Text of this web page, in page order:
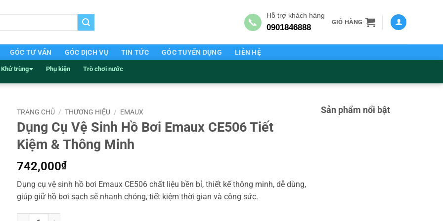
📞
Hỗ trợ khách hàng
0901846888
GIỎ HÀNG
GÓC TƯ VẤN GÓC DỊCH VỤ TIN TỨC GÓC TUYỂN DỤNG LIÊN HỆ
Khử trùng Phụ kiện Trò chơi nước
TRANG CHỦ / THƯƠNG HIỆU / EMAUX
Dụng Cụ Vệ Sinh Hồ Bơi Emaux CE506 Tiết
Kiệm & Thông Minh
742,000₫
Dụng cụ vệ sinh hồ bơi Emaux CE506 chất liệu bền bỉ, thiết kế thông minh, dễ dùng,
giúp giữ hồ bơi sạch sẽ nhanh chóng, tiết kiệm thời gian và công sức.
Dụng Cụ Vệ Sinh Hồ Bơi Emaux CE506 Tiết Kiệm & Thông Minh số lượng
Sản phẩm nổi bật